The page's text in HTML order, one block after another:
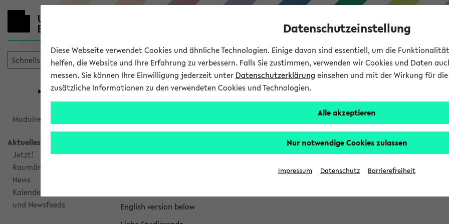
Universität Forschung Studium
eKVV
Modulrecherche
Aktuelles
Jetzt!
Raumänderungen
News
Kalenderintegration
und Newsfeeds
eKVV News
Nachhaltigkeitspreis 2026: Bewerbungsphase gestartet
English version below
Datenschutzeinstellung
Diese Webseite verwendet Cookies und ähnliche Technologien. Einige davon sind essentiell, um die
helfen, die Website und Ihre Erfahrung zu verbessern. Falls Sie zustimmen, verwenden wir Cookies und Daten
messen. Sie können Ihre Einwilligung jederzeit unter Datenschutzerklärung einsehen und mit der Wirkung für
zusätzliche Informationen zu den verwendeten Cookies und Technologien.
Alle akzeptieren
Nur notwendige Cookies zulassen
Impressum Datenschutz Barrierefreiheit